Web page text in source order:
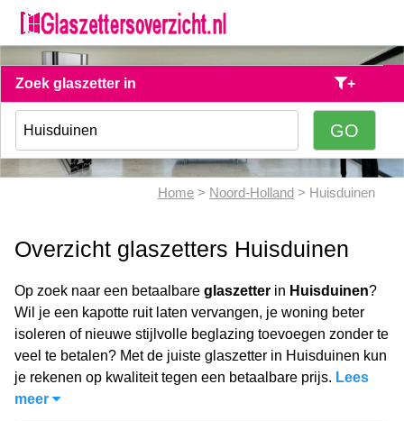
Zoek glaszetter in +
Home > Noord-Holland > Huisduinen
Overzicht glaszetters Huisduinen
Op zoek naar een betaalbare glaszetter in Huisduinen?
Wil je een kapotte ruit laten vervangen, je woning beter
isoleren of nieuwe stijlvolle beglazing toevoegen zonder te
veel te betalen? Met de juiste glaszetter in Huisduinen kun
je rekenen op kwaliteit tegen een betaalbare prijs. Lees
meer